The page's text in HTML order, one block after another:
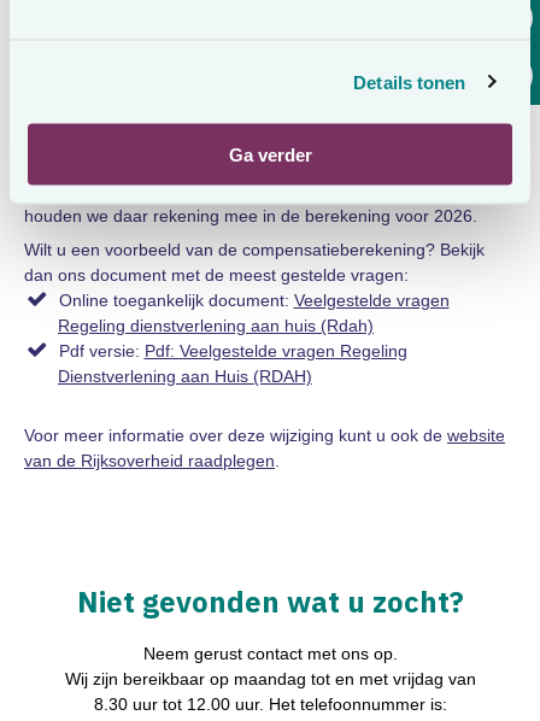
Details tonen
Ga verder
wettelijke pgb-indexatie (5,17%) en met het hoge tarief
toekenningsbeschikking wordt opgehoogd met dit bedrag. Heeft
u uw zorgverlener maar een deel van 2025 betaald? Dan
houden we daar rekening mee in de berekening voor 2026.
Wilt u een voorbeeld van de compensatieberekening? Bekijk
dan ons document met de meest gestelde vragen:
Online toegankelijk document: Veelgestelde vragen
Regeling dienstverlening aan huis (Rdah)
Pdf versie: Pdf: Veelgestelde vragen Regeling
Dienstverlening aan Huis (RDAH)
Voor meer informatie over deze wijziging kunt u ook de website
van de Rijksoverheid raadplegen
Niet gevonden wat u zocht?
Neem gerust contact met ons op.
Wij zijn bereikbaar op maandag tot en met vrijdag van
8.30 uur tot 12.00 uur. Het telefoonnummer is: